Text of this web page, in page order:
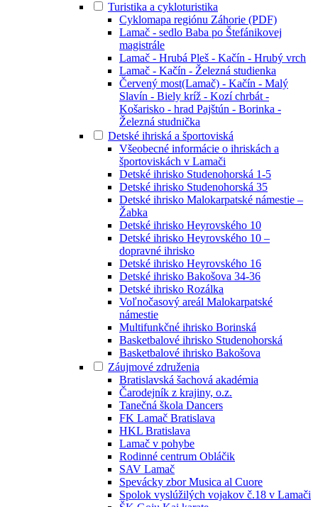
Turistika a cykloturistika
Cyklomapa regiónu Záhorie (PDF)
Lamač - sedlo Baba po Štefánikovej
magistrále
Lamač - Hrubá Pleš - Kačín - Hrubý vrch
Lamač - Kačín - Železná studienka
Červený most(Lamač) - Kačín - Malý
Slavín - Biely kríž - Kozí chrbát -
Košarisko - hrad Pajštún - Borinka -
Železná studnička
Detské ihriská a športoviská
Všeobecné informácie o ihriskách a
športoviskách v Lamači
Detské ihrisko Studenohorská 1-5
Detské ihrisko Studenohorská 35
Detské ihrisko Malokarpatské námestie –
Žabka
Detské ihrisko Heyrovského 10
Detské ihrisko Heyrovského 10 –
dopravné ihrisko
Detské ihrisko Heyrovského 16
Detské ihrisko Bakošova 34-36
Detské ihrisko Rozálka
Voľnočasový areál Malokarpatské
námestie
Multifunkčné ihrisko Borinská
Basketbalové ihrisko Studenohorská
Basketbalové ihrisko Bakošova
Záujmové združenia
Bratislavská šachová akadémia
Čarodejník z krajiny, o.z.
Tanečná škola Dancers
FK Lamač Bratislava
HKL Bratislava
Lamač v pohybe
Rodinné centrum Obláčik
SAV Lamač
Spevácky zbor Musica al Cuore
Spolok vyslúžilých vojakov č.18 v Lamači